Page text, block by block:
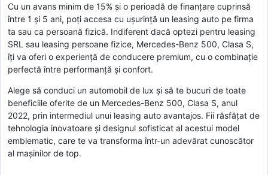
Cu un avans minim de 15% și o perioadă de finanțare cuprinsă
între 1 și 5 ani, poți accesa cu ușurință un leasing auto pe firma
ta sau ca persoană fizică. Indiferent dacă optezi pentru leasing
SRL sau leasing persoane fizice, Mercedes-Benz 500, Clasa S,
îți va oferi o experiență de conducere premium, cu o combinație
perfectă între performanță și confort.
Alege să conduci un automobil de lux și să te bucuri de toate
beneficiile oferite de un Mercedes-Benz 500, Clasa S, anul
2022, prin intermediul unui leasing auto avantajos. Fii răsfățat de
tehnologia inovatoare și designul sofisticat al acestui model
emblematic, care te va transforma într-un adevărat cunoscător
al mașinilor de top.